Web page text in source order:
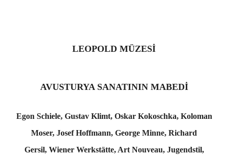
LEOPOLD MÜZESİ
AVUSTURYA SANATININ MABEDİ
Egon Schiele, Gustav Klimt, Oskar Kokoschka, Koloman
Moser, Josef Hoffmann, George Minne, Richard
Gersil, Wiener Werkstätte, Art Nouveau, Jugendstil,